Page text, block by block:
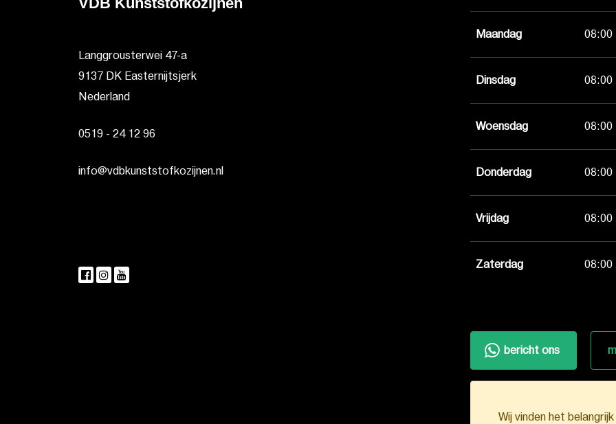
Langgrousterwei 47-a
9137 DK Easternijtsjerk
Nederland
0519 - 24 12 96
info@vdbkunststofkozijnen.nl
Maandag 08:00
Dinsdag 08:00
Woensdag 08:00
Donderdag 08:00
Vrijdag 08:00
Zaterdag 08:00
bericht ons
Wij vinden het